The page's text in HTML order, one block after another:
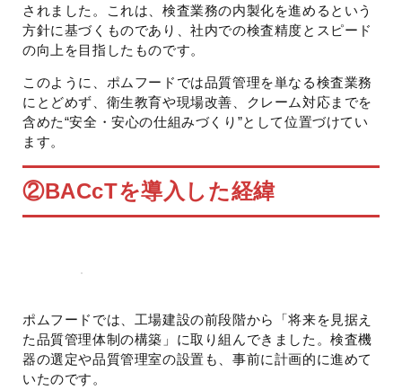
されました。これは、検査業務の内製化を進めるという
方針に基づくものであり、社内での検査精度とスピード
の向上を目指したものです。
このように、ポムフードでは品質管理を単なる検査業務
にとどめず、衛生教育や現場改善、クレーム対応までを
含めた“安全・安心の仕組みづくり”として位置づけてい
ます。
②BACcTを導入した経緯
ポムフードでは、工場建設の前段階から「将来を見据え
た品質管理体制の構築」に取り組んできました。検査機
器の選定や品質管理室の設置も、事前に計画的に進めて
いたのです。